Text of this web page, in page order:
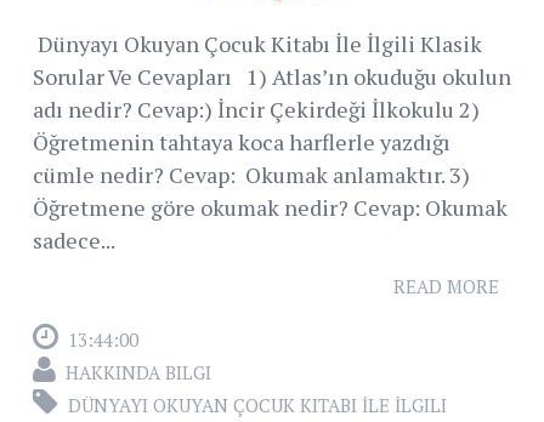
Dünyayı Okuyan Çocuk Kitabı İle İlgili Klasik
Sorular Ve Cevapları 1) Atlas’ın okuduğu okulun
adı nedir? Cevap:) İncir Çekirdeği İlkokulu 2)
Öğretmenin tahtaya koca harflerle yazdığı
cümle nedir? Cevap: Okumak anlamaktır. 3)
Öğretmene göre okumak nedir? Cevap: Okumak
sadece...
READ MORE
13:44:00
HAKKINDA BILGI
DÜNYAYI OKUYAN ÇOCUK KITABI İLE İLGILI